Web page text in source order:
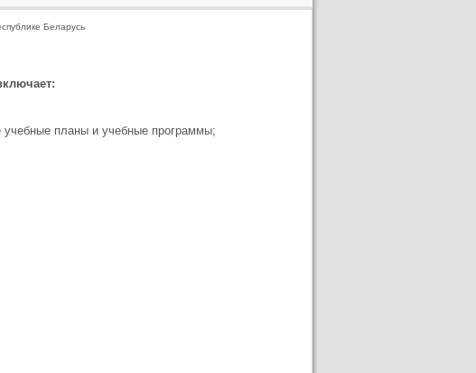
Беларусь
учебные планы и учебные программы;